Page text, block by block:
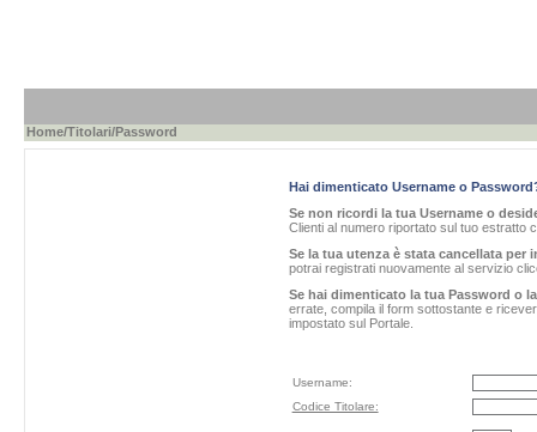
Home/Titolari/Password
Hai dimenticato Username o
Se non ricordi la tua Username o
Clienti al numero riportato sul tuo estratto
Se la tua utenza è stata cancellata per
potrai registrati nuovamente al servizio
Se hai dimenticato la tua Password o
errate, compila il form sottostante e
impostato sul Portale.
Username:
Codice Titolare: